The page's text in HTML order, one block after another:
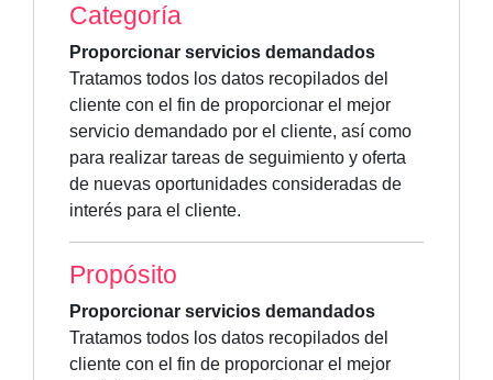
Categoría
Proporcionar servicios demandados
Tratamos todos los datos recopilados del
cliente con el fin de proporcionar el mejor
servicio demandado por el cliente, así como
para realizar tareas de seguimiento y oferta
de nuevas oportunidades consideradas de
interés para el cliente.
Propósito
Proporcionar servicios demandados
Tratamos todos los datos recopilados del
cliente con el fin de proporcionar el mejor